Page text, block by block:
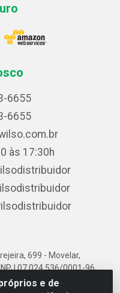
e de
6655
6655
às 17:30h
699 - Movelar,
07.024.536/0001-96